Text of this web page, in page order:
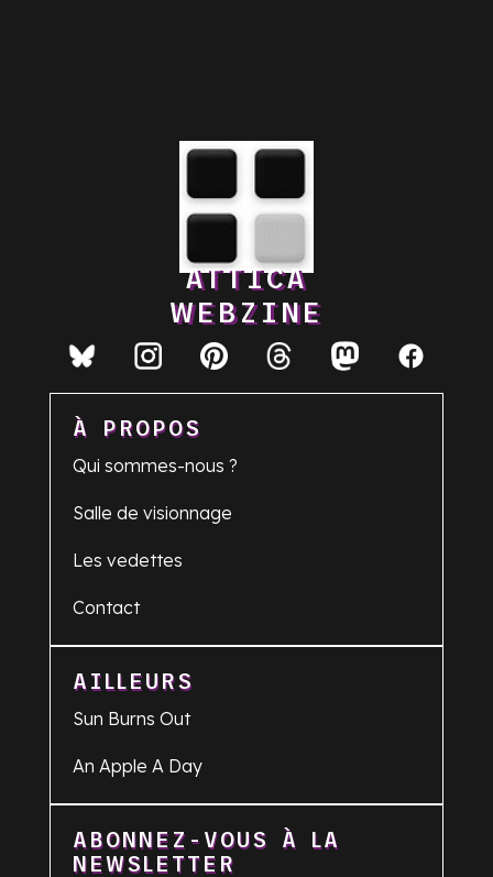
ATTICA
WEBZINE
À PROPOS
Qui sommes-nous ?
Salle de visionnage
Les vedettes
Contact
AILLEURS
Sun Burns Out
An Apple A Day
ABONNEZ-VOUS À LA
NEWSLETTER